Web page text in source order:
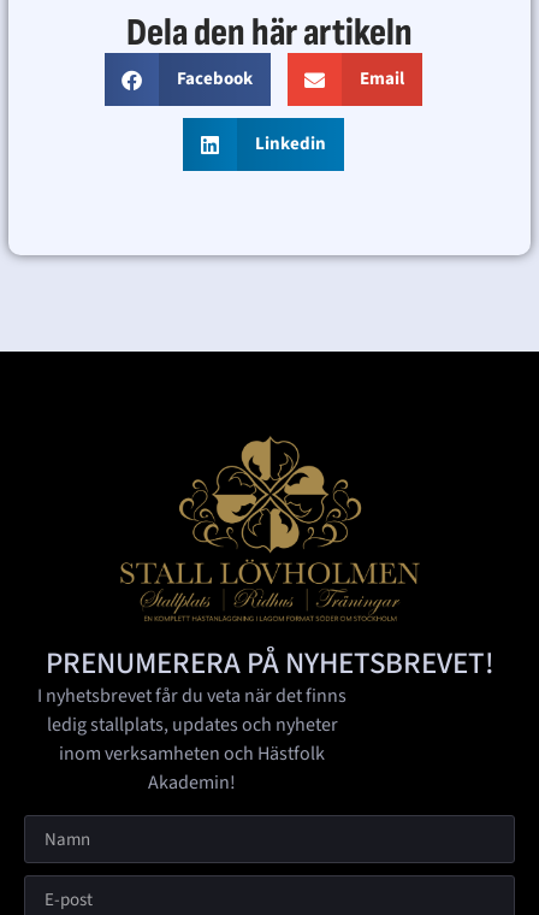
Dela den här artikeln
Facebook Email
Linkedin
PRENUMERERA PÅ NYHETSBREVET!
I nyhetsbrevet får du veta när det finns
ledig stallplats, updates och nyheter
inom verksamheten och Hästfolk
Akademin!